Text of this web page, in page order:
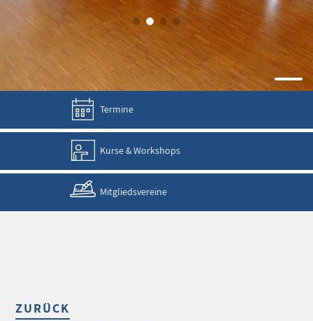
Termine
Kurse & Workshops
Mitgliedsvereine
ZURÜCK